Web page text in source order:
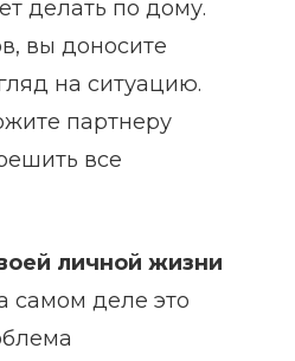
делать по дому.
вы доносите
на ситуацию.
партнеру
все
личной жизни
самом деле это